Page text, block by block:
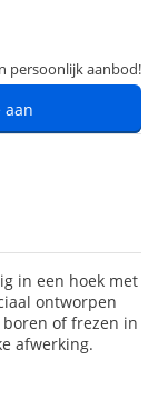
persoonlijk aanbod!
aan
in een hoek met
ontworpen
of frezen in
afwerking.